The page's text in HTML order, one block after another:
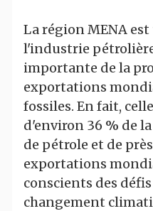
La région MENA
l'industrie
importante de la
exportations
fossiles. En fait,
d'environ 36 % de
de pétrole et de
exportations
conscients des
changement